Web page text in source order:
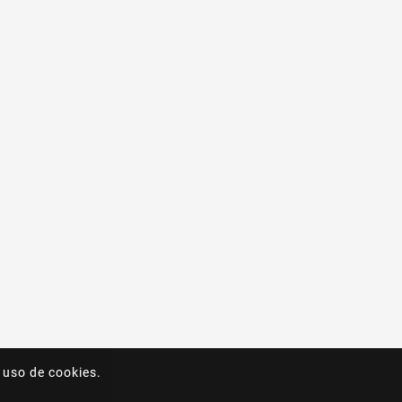
de cookies.
de cookies.